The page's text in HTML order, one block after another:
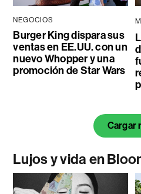
NEGOCIOS
Burger King dispara sus
ventas en EE.UU. con un
nuevo Whopper y una
promoción de Star Wars
Cargar
Lujos y vida en